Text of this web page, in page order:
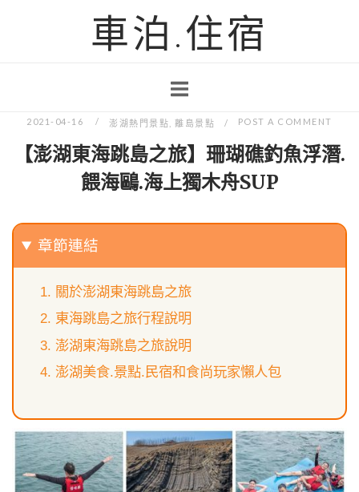
車泊.住宿
2021-04-16 澎湖熱門景點 ,離島景點 POST A COMMENT
【澎湖東海跳島之旅】珊瑚礁釣魚浮潛.
餵海鷗.海上獨木舟SUP
章節連結
關於澎湖東海跳島之旅
東海跳島之旅行程說明
澎湖東海跳島之旅說明
澎湖美食.景點.民宿和食尚玩家懶人包